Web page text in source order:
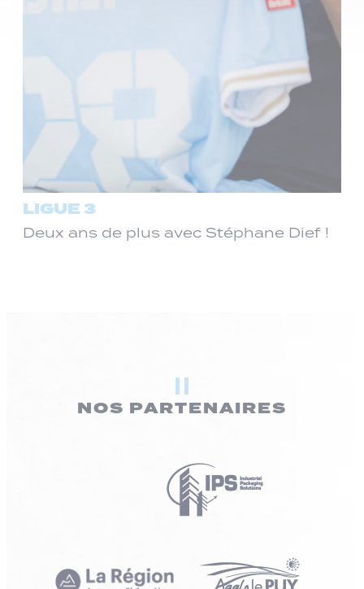
LIGUE 3
Deux ans de plus avec Stéphane Dief !
NOS PARTENAIRES